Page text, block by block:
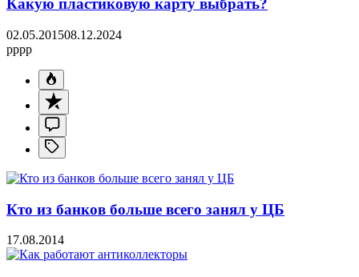
Какую пластиковую карту выбрать?
02.05.201508.12.2024
pppp
Кто из банков больше всего занял у ЦБ
17.08.2014